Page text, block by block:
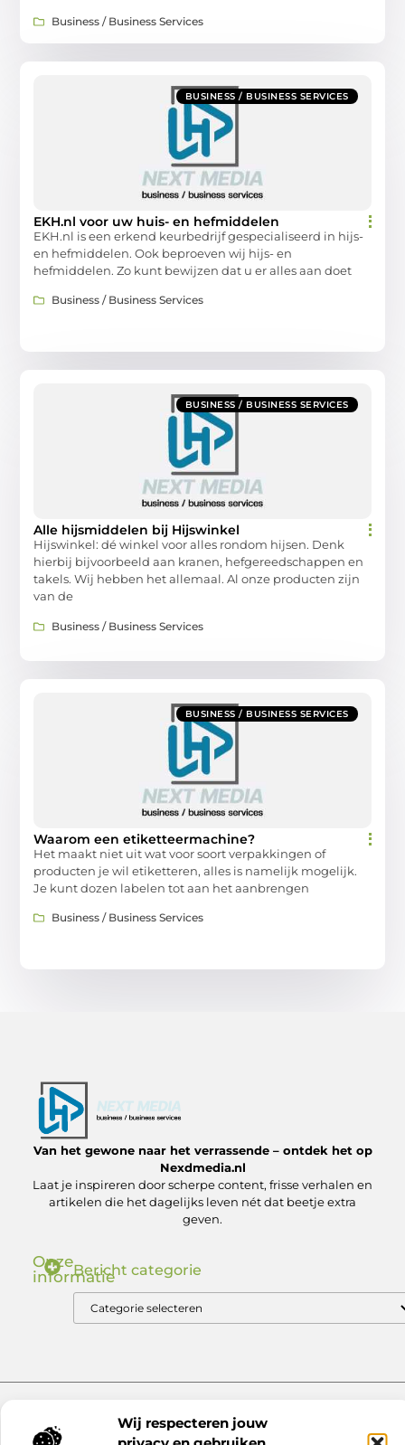
Wij respecteren jouw
Business / Business Services
BUSINESS / BUSINESS SERVICES
EKH.nl voor uw huis- en hefmiddelen
EKH.nl is een erkend keurbedrijf gespecialiseerd in hijs-
en hefmiddelen. Ook beproeven wij hijs- en
hefmiddelen. Zo kunt bewijzen dat u er alles aan doet
Business / Business Services
BUSINESS / BUSINESS SERVICES
Alle hijsmiddelen bij Hijswinkel
Hijswinkel: dé winkel voor alles rondom hijsen. Denk
hierbij bijvoorbeeld aan kranen, hefgereedschappen en
takels. Wij hebben het allemaal. Al onze producten zijn
van de
Business / Business Services
BUSINESS / BUSINESS SERVICES
Waarom een etiketteermachine?
Het maakt niet uit wat voor soort verpakkingen of
producten je wil etiketteren, alles is namelijk mogelijk.
Je kunt dozen labelen tot aan het aanbrengen
Business / Business Services
Van het gewone naar het verrassende – ontdek het op
Nexdmedia.nl
Laat je inspireren door scherpe content, frisse verhalen en
artikelen die het dagelijks leven nét dat beetje extra
geven.
Onze
informatieBericht categorie
@2025 www.nexdmedia.nl. All Right Reserved.